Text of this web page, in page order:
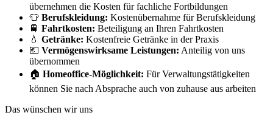
übernehmen die Kosten für fachliche Fortbildungen
👕 Berufskleidung: Kostenübernahme für Berufskleidung
🚆 Fahrtkosten: Beteiligung an Ihren Fahrtkosten
💧 Getränke: Kostenfreie Getränke in der Praxis
💶 Vermögenswirksame Leistungen: Anteilig von uns
übernommen
🏠 Homeoffice-Möglichkeit: Für Verwaltungstätigkeiten
können Sie nach Absprache auch von zuhause aus arbeiten
Das wünschen wir uns